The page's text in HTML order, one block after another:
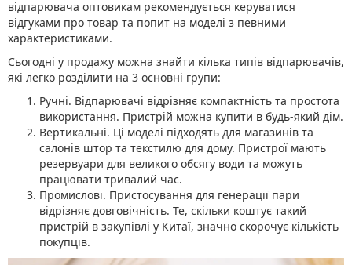
відпарювача оптовикам рекомендується керуватися
відгуками про товар та попит на моделі з певними
характеристиками.
Сьогодні у продажу можна знайти кілька типів відпарювачів,
які легко розділити на 3 основні групи:
Ручні. Відпарювачі відрізняє компактність та простота
використання. Пристрій можна купити в будь-який дім.
Вертикальні. Ці моделі підходять для магазинів та
салонів штор та текстилю для дому. Пристрої мають
резервуари для великого обсягу води та можуть
працювати тривалий час.
Промислові. Пристосування для генерації пари
відрізняє довговічність. Те, скільки коштує такий
пристрій в закупівлі у Китаї, значно скорочує кількість
покупців.